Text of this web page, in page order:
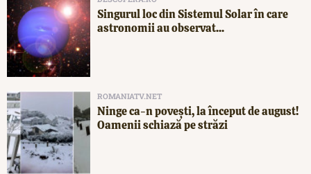
Singurul loc din Sistemul Solar în care
astronomii au observat...
ROMANIATV.NET
Ninge ca-n povești, la început de august!
Oamenii schiază pe străzi